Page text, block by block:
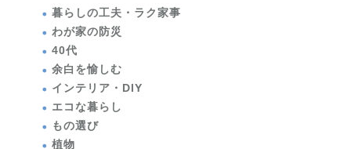
暮らしの工夫・ラク家事
わが家の防災
40代
余白を愉しむ
インテリア・DIY
エコな暮らし
もの選び
植物